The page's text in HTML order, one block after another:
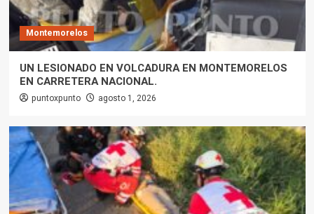
Montemorelos
UN LESIONADO EN VOLCADURA EN MONTEMORELOS
EN CARRETERA NACIONAL.
puntoxpunto agosto 1, 2026